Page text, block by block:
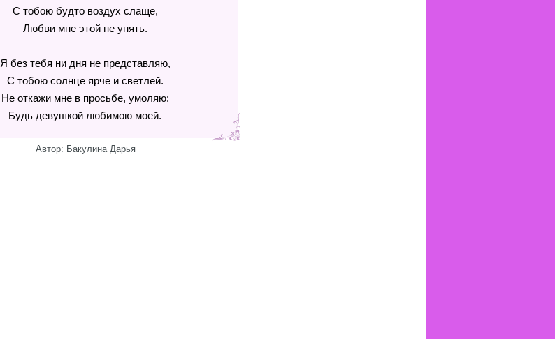
С тобою будто воздух слаще,
Любви мне этой не унять.
Я без тебя ни дня не представляю,
С тобою солнце ярче и светлей.
Не откажи мне в просьбе, умоляю:
Будь девушкой любимою моей.
Автор: Бакулина Дарья